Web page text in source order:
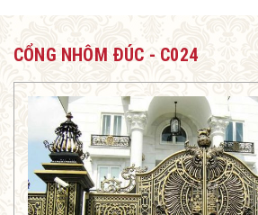
CỔNG NHÔM ĐÚC - C024